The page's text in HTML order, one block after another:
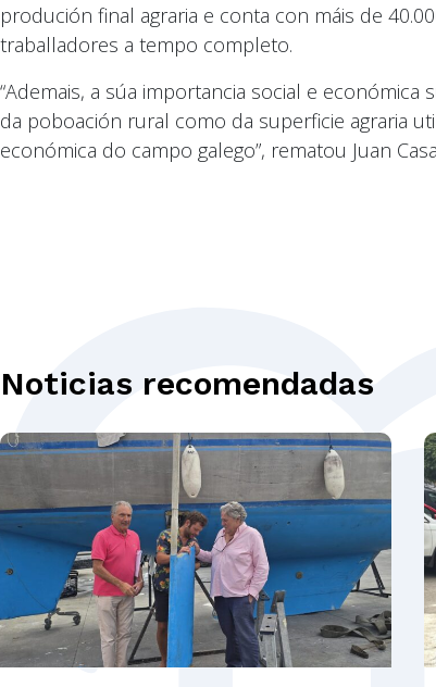
produción final agraria e conta con máis de
traballadores a tempo completo.
“Ademais, a súa importancia social e
da poboación rural como da superficie agraria
económica do campo galego”, rematou Juan
Noticias recomendadas